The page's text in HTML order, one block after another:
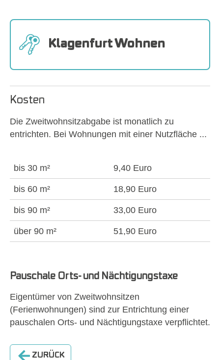
Klagenfurt Wohnen
Kosten
Die Zweitwohnsitzabgabe ist monatlich zu
entrichten. Bei Wohnungen mit einer Nutzfläche ...
bis 30 m² 9,40 Euro
bis 60 m² 18,90 Euro
bis 90 m² 33,00 Euro
über 90 m² 51,90 Euro
Pauschale Orts- und Nächtigungstaxe
Eigentümer von Zweitwohnsitzen
(Ferienwohnungen) sind zur Entrichtung einer
pauschalen Orts- und Nächtigungstaxe verpflichtet.
ZURÜCK